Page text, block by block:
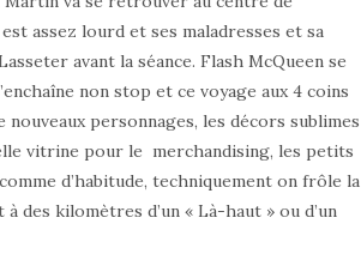
assez lourd et ses maladresses et sa
avant la séance. Flash McQueen se
non stop et ce voyage aux 4 coins
personnages, les décors sublimes
vitrine pour le merchandising, les petits
d’habitude, techniquement on frôle la
des kilomètres d’un « Là-haut » ou d’un